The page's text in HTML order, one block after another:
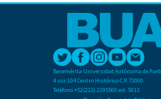
Benemérita Universidad Autónoma de
4 sur 104 Centro Histórico C.P. 72000
Teléfono +52(222) 2295500 ext. 5013